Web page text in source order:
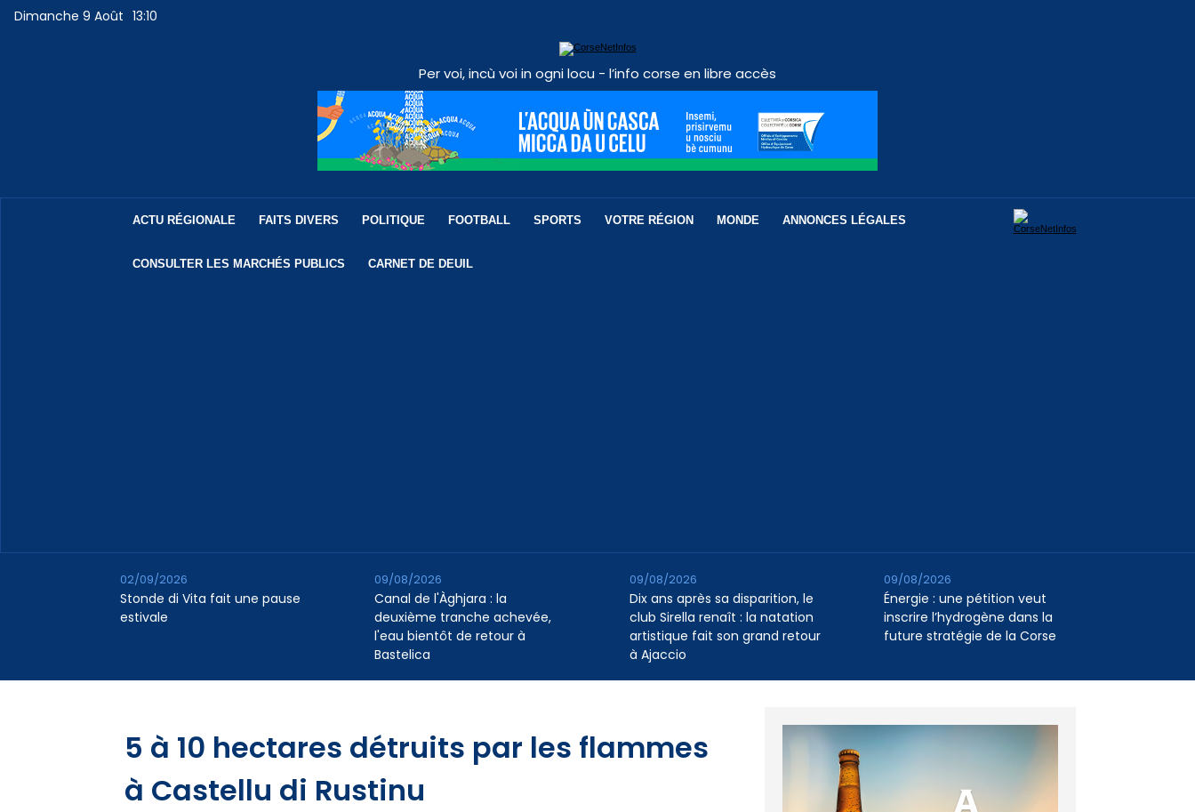
Dimanche 9 Août 13:10
Per voi, incù voi in ogni locu - l’info corse en libre accès
ACTU RÉGIONALE FAITS DIVERS POLITIQUE FOOTBALL SPORTS VOTRE RÉGION MONDE ANNONCES LÉGALES
CONSULTER LES MARCHÉS PUBLICS CARNET DE DEUIL
Stonde di Vita fait une pause
estivale
02/09/2026
Canal de l'Àghjara : la
deuxième tranche achevée,
l'eau bientôt de retour à
Bastelica
09/08/2026
Dix ans après sa disparition, le
club Sirella renaît : la natation
artistique fait son grand retour
à Ajaccio
09/08/2026
Énergie : une pétition veut
inscrire l’hydrogène dans la
future stratégie de la Corse
09/08/2026
5 à 10 hectares détruits par les flammes
à Castellu di Rustinu